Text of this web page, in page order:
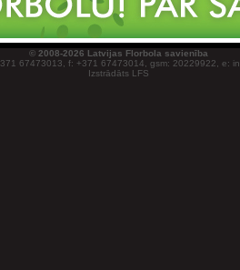
© 2008-2026 Latvijas Florbola savienība
67473013, f: +371 67473014, gsm: 20229922, e:
Izstrādāts LFS